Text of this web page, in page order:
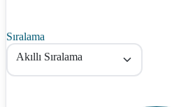
Sıralama
Akıllı Sıralama